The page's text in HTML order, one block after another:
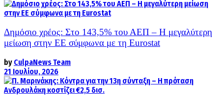
Δημόσιο χρέος: Στο 143,5% του ΑΕΠ – Η μεγαλύτερη
μείωση στην ΕΕ σύμφωνα με τη Eurostat
by CulpaNews Team
21 Ιουλίου, 2026